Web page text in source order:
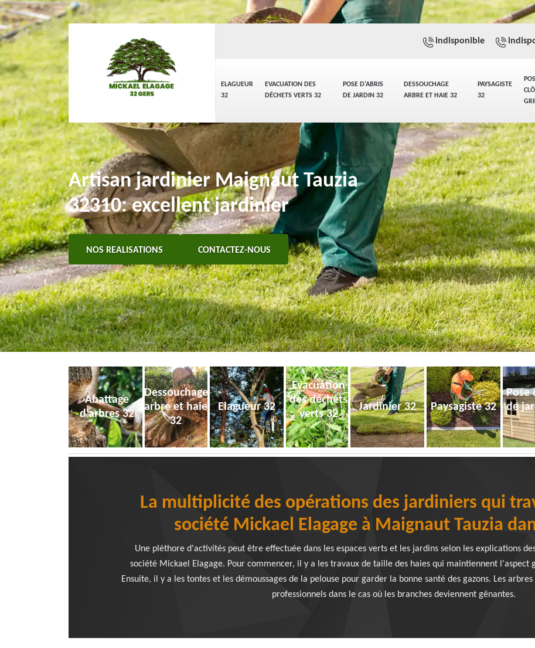
ELAGUEUR
32
EVACUATION DES
DÉCHETS VERTS 32
POSE D'ABRIS
DE JARDIN 32
DESSOUCHAGE
ARBRE ET HAIE 32
PAYSAGISTE
32
indisponible
Artisan jardinier Maignaut Tauzia
32310: excellent jardinier
NOS REALISATIONS CONTACTEZ-NOUS
Abattage
d'arbres 32
Dessouchage
arbre et haie
32
Elagueur 32
Evacuation
des déchets
verts 32
Jardinier 32 Paysagiste 32
Pose
de
La multiplicité des opérations des jardiniers qui
société Mickael Elagage à Maignaut Tauzia
Une pléthore d'activités peut être effectuée dans les espaces verts et les jardins selon les explications
société Mickael Elagage. Pour commencer, il y a les travaux de taille des haies qui maintiennent l'aspect
Ensuite, il y a les tontes et les démoussages de la pelouse pour garder la bonne santé des gazons. Les
professionnels dans le cas où les branches deviennent gênantes.